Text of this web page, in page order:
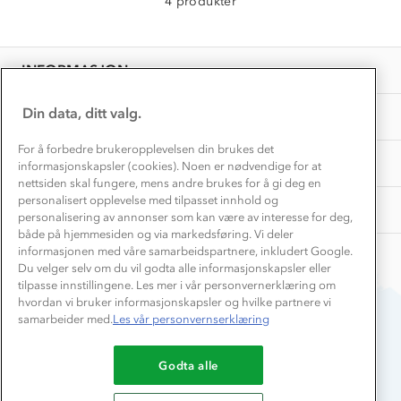
INFORMASJON
Presse
OM OSS
Samarbeide med oss?
TIPS OG RÅD
Store størrelser
Turmat oppskrifter
Beredskap
AKTIVITETER
Få turinspirasjon og tips her⛰
Overnatte utendørs⛺
Leirskole 🥾
Barnehageansatt
Tips til hyttetur
Du betaler enkelt med
Din data, ditt valg.
For å forbedre brukeropplevelsen din brukes det
informasjonskapsler (cookies). Noen er nødvendige for at
nettsiden skal fungere, mens andre brukes for å gi deg en
personalisert opplevelse med tilpasset innhold og
personalisering av annonser som kan være av interesse for deg,
både på hjemmesiden og via markedsføring. Vi deler
informasjonen med våre samarbeidspartnere, inkludert Google.
Du velger selv om du vil godta alle informasjonskapsler eller
tilpasse innstillingene. Les mer i vår personvernerklæring om
hvordan vi bruker informasjonskapsler og hvilke partnere vi
samarbeider med.Les vår personvernserklæring
Godta alle